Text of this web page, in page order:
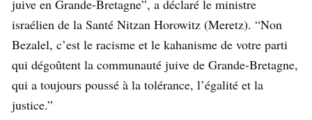
juive en Grande-Bretagne”, a déclaré le ministre
israélien de la Santé Nitzan Horowitz (Meretz). “Non
Bezalel, c’est le racisme et le kahanisme de votre parti
qui dégoûtent la communauté juive de Grande-Bretagne,
qui a toujours poussé à la tolérance, l’égalité et la
justice.”